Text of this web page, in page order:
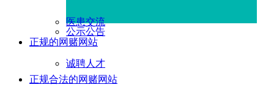
医患交流
公示公告
诚聘人才
正规的网赌网站
正规合法的网赌网站